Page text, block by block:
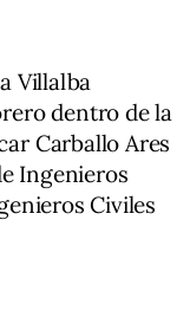
Villalba
dentro de la
Carballo Ares
Ingenieros
Civiles